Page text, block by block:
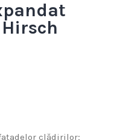
clădirilor;